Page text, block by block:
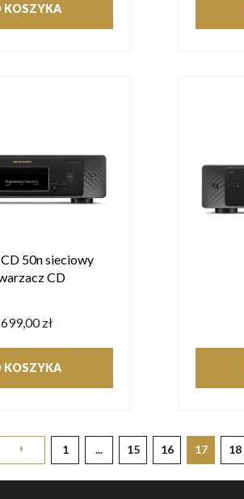
KOSZYKA
50n sieciowy
CD
zł
KOSZYKA
1 ... 15 16 17 18